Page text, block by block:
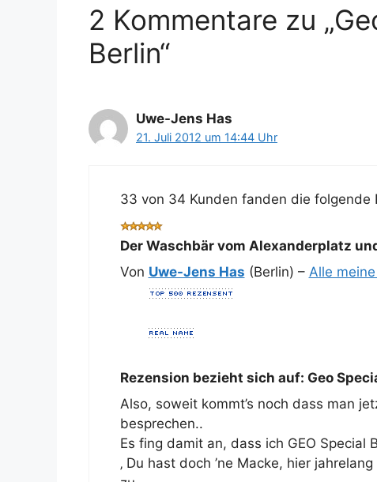
2 Kommentare zu
Berlin“
Uwe-Jens Has
21. Juli 2012 um 14:44 Uhr
33 von 34 Kunden fanden die folgende
Der Waschbär vom Alexanderplatz
Von Uwe-Jens Has (Berlin) – Alle
Rezension bezieht sich auf: Geo
Also, soweit kommt’s noch dass man
besprechen..
Es fing damit an, dass ich GEO
‚ Du hast doch ’ne Macke, hier